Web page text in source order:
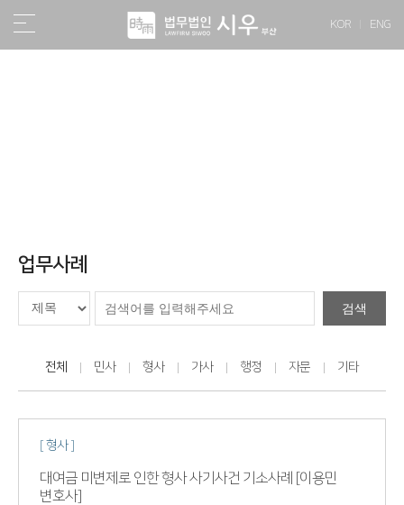
KOR ENG
업무사례
검색
전체 민사 형사 가사 행정 자문 기타
[ 형사 ]
대여금 미변제로 인한 형사 사기사건 기소사례 [이용민
변호사]